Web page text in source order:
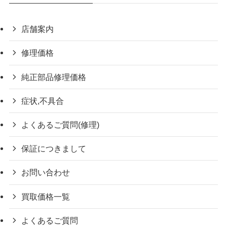
店舗案内
修理価格
純正部品修理価格
症状,不具合
よくあるご質問(修理)
保証につきまして
お問い合わせ
買取価格一覧
よくあるご質問